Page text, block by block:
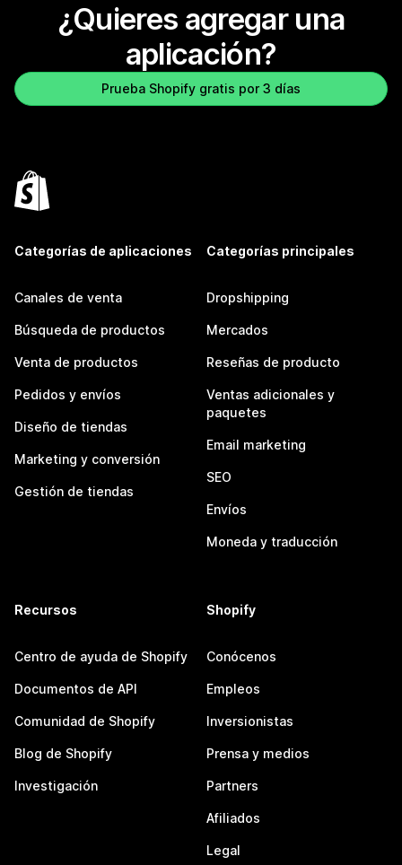
¿Quieres agregar una
aplicación?
Prueba Shopify gratis por 3 días
Categorías de aplicaciones
Canales de venta
Búsqueda de productos
Venta de productos
Pedidos y envíos
Diseño de tiendas
Marketing y conversión
Gestión de tiendas
Categorías principales
Dropshipping
Mercados
Reseñas de producto
Ventas adicionales y
paquetes
Email marketing
SEO
Envíos
Moneda y traducción
Recursos
Centro de ayuda de Shopify
Documentos de API
Comunidad de Shopify
Blog de Shopify
Investigación
Shopify
Conócenos
Empleos
Inversionistas
Prensa y medios
Partners
Afiliados
Legal